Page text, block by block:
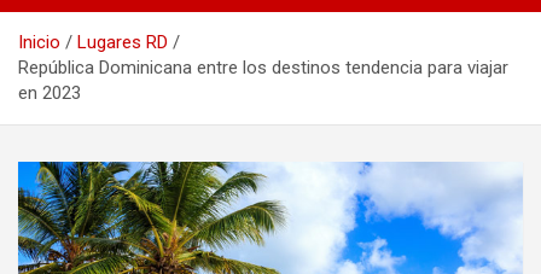
Inicio
Lugares RD
República Dominicana entre los destinos tendencia para viajar
en 2023